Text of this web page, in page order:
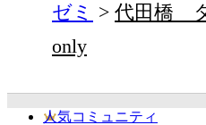
ゼミ
代田橋
only
人気コミュニティ